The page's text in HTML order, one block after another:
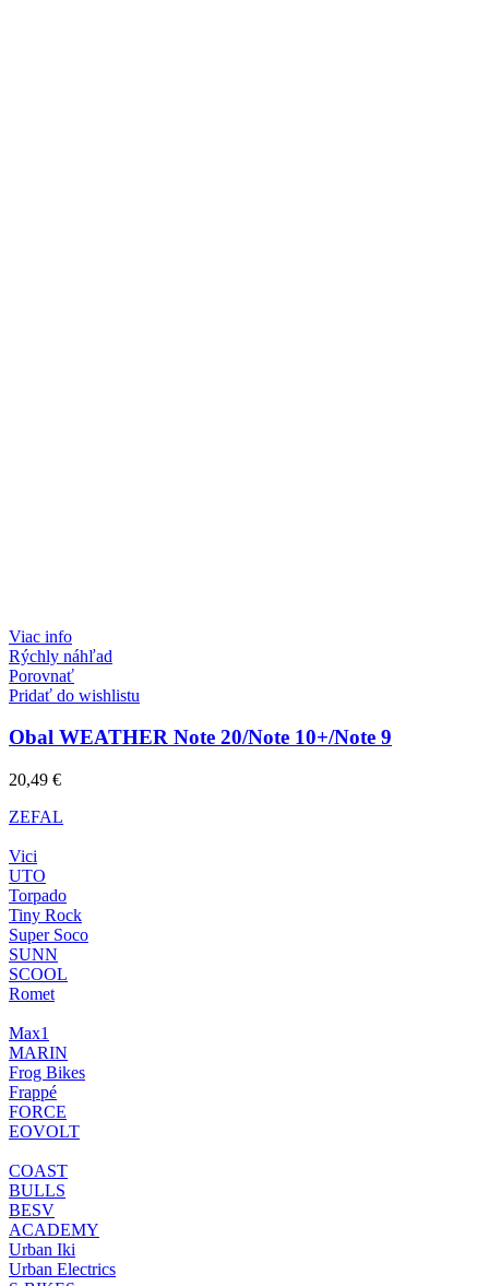
Viac info
Rýchly náhľad
Porovnať
Pridať do wishlistu
Obal WEATHER Note 20/Note 10+/Note 9
20,49 €
ZEFAL
Vici
UTO
Torpado
Tiny Rock
Super Soco
SUNN
SCOOL
Romet
Max1
MARIN
Frog Bikes
Frappé
FORCE
EOVOLT
COAST
BULLS
BESV
ACADEMY
Urban Iki
Urban Electrics